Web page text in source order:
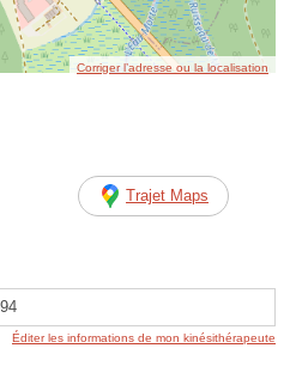
Corriger l’adresse ou la localisation
Trajet Maps
Éditer les informations de mon kinésithérapeute